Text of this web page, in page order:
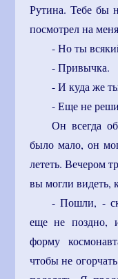
Рутина. Тебе бы
посмотрел на
- Но ты
- Привычка.
- И куда же
- Еще не
Он всегда
было мало, он
лететь. Вечером
вы могли видеть,
- Пошли, -
еще не поздно,
форму
чтобы не